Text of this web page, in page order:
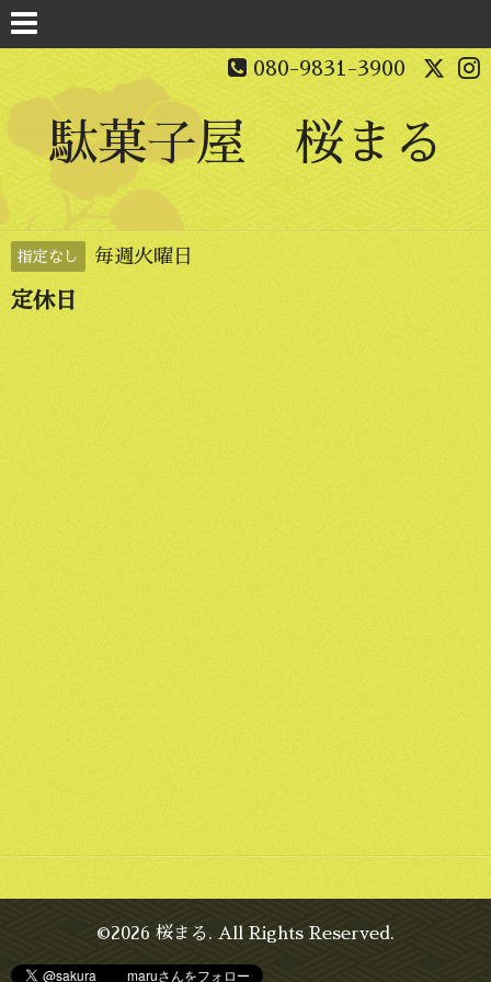
080-9831-3900
駄菓子屋 桜まる
指定なし 毎週火曜日
定休日
©2026 桜まる. All Rights Reserved.